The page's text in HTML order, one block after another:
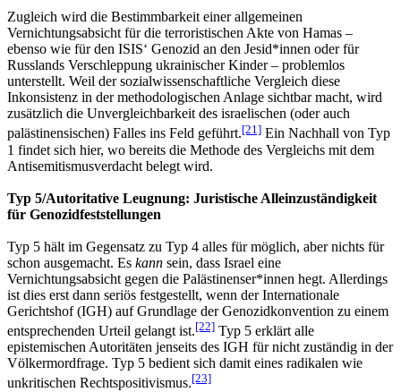
Zugleich wird die Bestimmbarkeit einer allgemeinen
Vernichtungsabsicht für die terroristischen Akte von Hamas –
ebenso wie für den ISIS‘ Genozid an den Jesid*innen oder für
Russlands Verschleppung ukrainischer Kinder – problemlos
unterstellt. Weil der sozialwissenschaftliche Vergleich diese
Inkonsistenz in der methodologischen Anlage sichtbar macht, wird
zusätzlich die Unvergleichbarkeit des israelischen (oder auch
palästinensischen) Falles ins Feld geführt.[21] Ein Nachhall von Typ
1 findet sich hier, wo bereits die Methode des Vergleichs mit dem
Antisemitismusverdacht belegt wird.
Typ 5/Autoritative Leugnung: Juristische Alleinzuständigkeit
für Genozidfeststellungen
Typ 5 hält im Gegensatz zu Typ 4 alles für möglich, aber nichts für
schon ausgemacht. Es kann sein, dass Israel eine
Vernichtungsabsicht gegen die Palästinenser*innen hegt. Allerdings
ist dies erst dann seriös festgestellt, wenn der Internationale
Gerichtshof (IGH) auf Grundlage der Genozidkonvention zu einem
entsprechenden Urteil gelangt ist.[22] Typ 5 erklärt alle
epistemischen Autoritäten jenseits des IGH für nicht zuständig in der
Völkermordfrage. Typ 5 bedient sich damit eines radikalen wie
unkritischen Rechtspositivismus.[23]